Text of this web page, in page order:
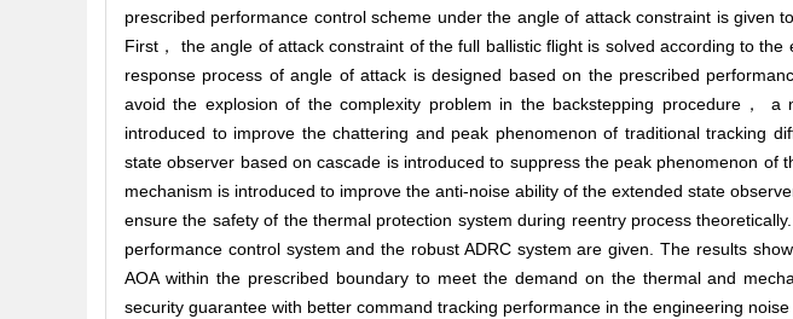
prescribed performance control scheme under the angle of attack constraint is given
First， the angle of attack constraint of the full ballistic flight is solved according to
response process of angle of attack is designed based on the prescribed
avoid the explosion of the complexity problem in the backstepping procedure， a
introduced to improve the chattering and peak phenomenon of traditional tracking
state observer based on cascade is introduced to suppress the peak phenomenon of
mechanism is introduced to improve the anti-noise ability of the extended state
ensure the safety of the thermal protection system during reentry process
performance control system and the robust ADRC system are given. The results
AOA within the prescribed boundary to meet the demand on the thermal and
security guarantee with better command tracking performance in the engineering